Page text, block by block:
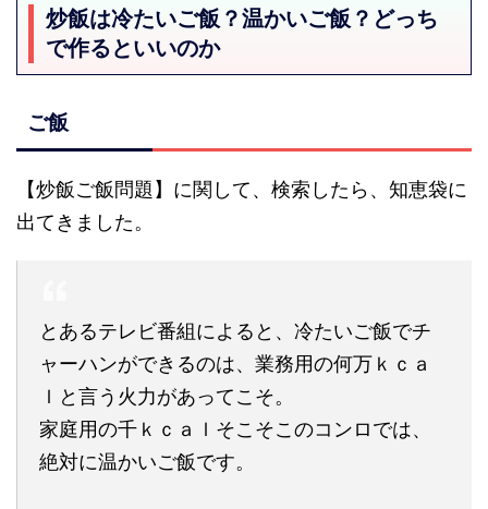
炒飯は冷たいご飯？温かいご飯？どっち
で作るといいのか
ご飯
【炒飯ご飯問題】に関して、検索したら、知恵袋に
出てきました。
とあるテレビ番組によると、冷たいご飯でチ
ャーハンができるのは、業務用の何万ｋｃａ
ｌと言う火力があってこそ。
家庭用の千 ｋｃａｌ そこそこのコンロでは、
絶対に温かいご飯です。